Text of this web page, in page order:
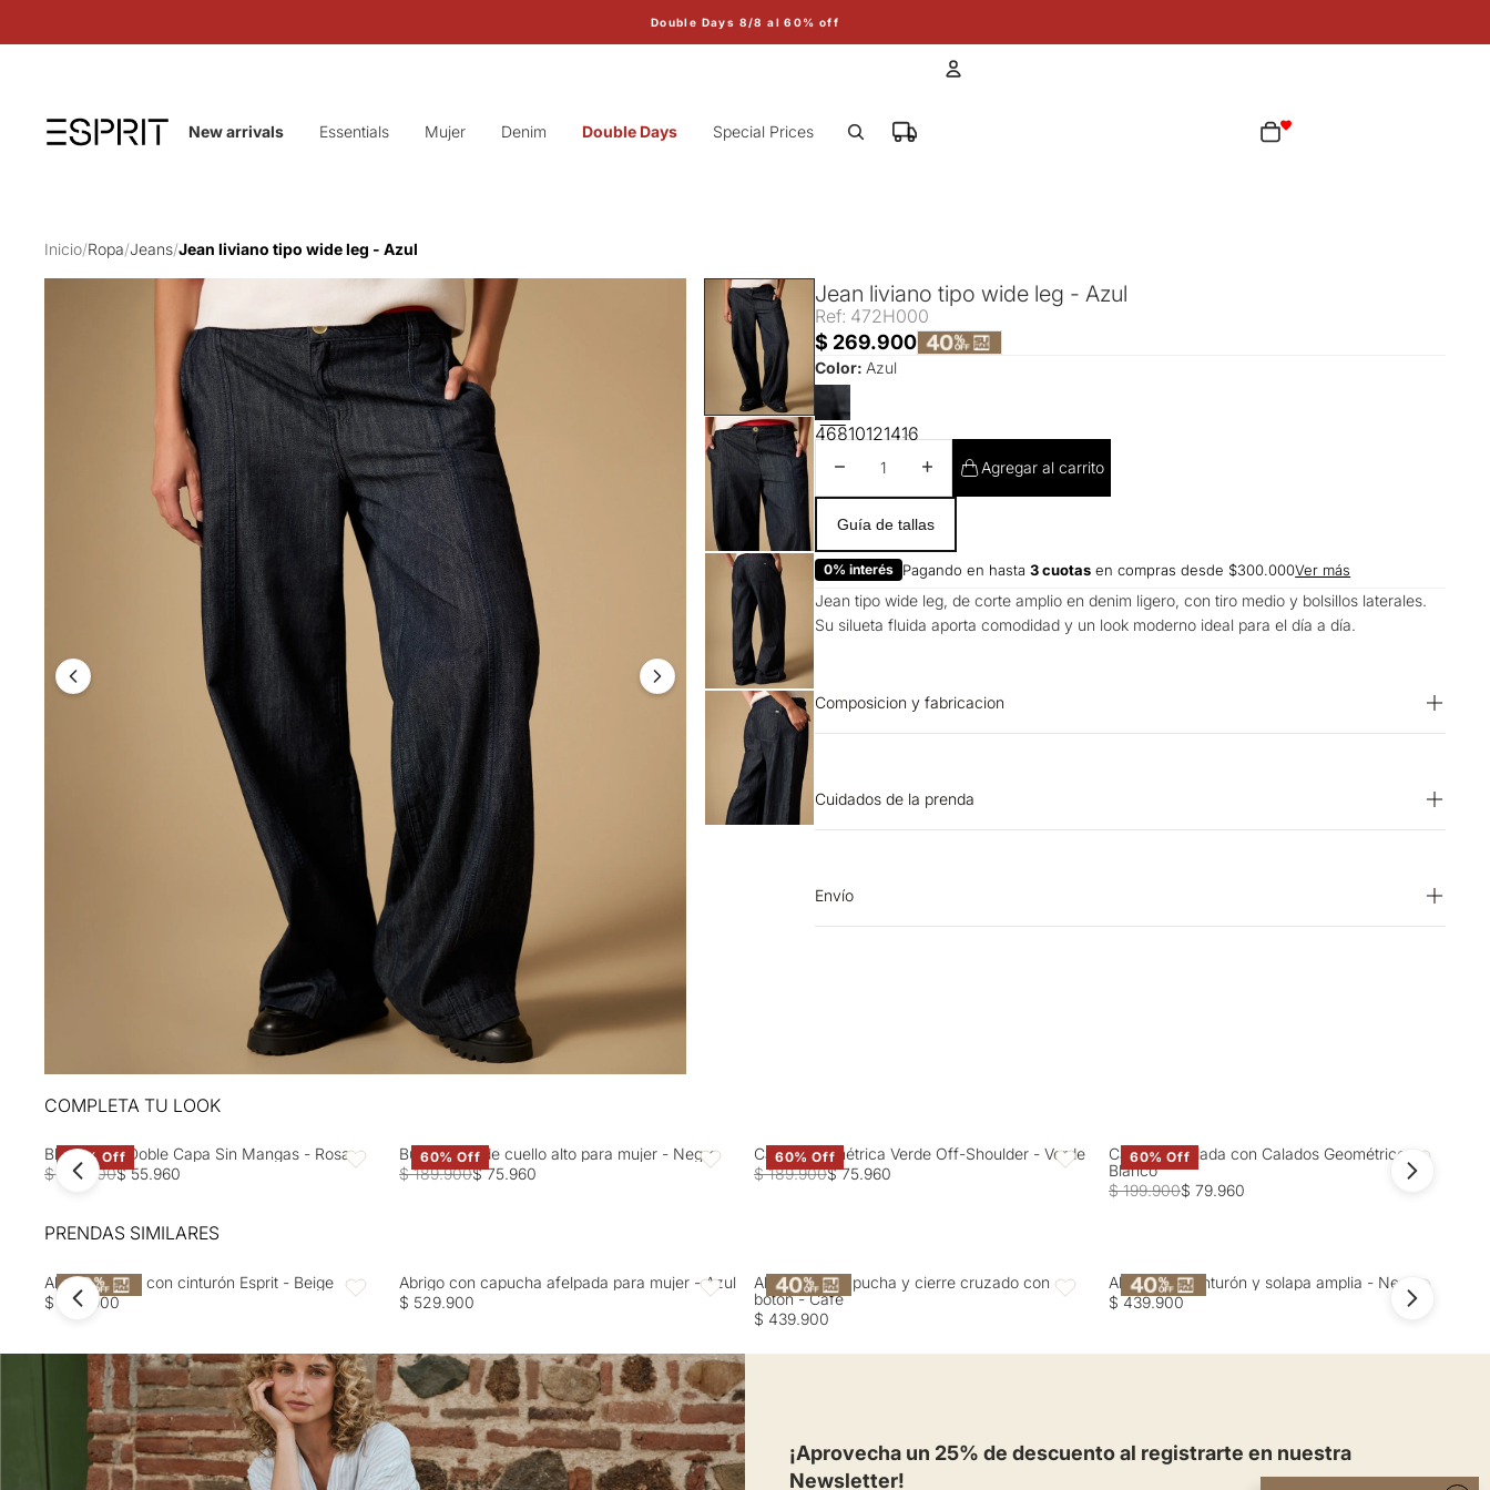
Double Days 8/8 al 60% off
New arrivals Essentials Mujer Denim Double Days Special Prices
Total de artículos en el carrito: 0
Inicio/Ropa/Jeans/Jean liviano tipo wide leg - Azul
Jean liviano tipo wide leg - Azul
Ref: 472H000
$ 269.900
Color: Azul
46810121416
Disminuir cantidadAumentar cantidad
Agregar al carrito
Guía de tallas
0% interés Pagando en hasta3 cuotas en compras desde $300.000Ver más
Jean tipo wide leg, de corte amplio en denim ligero, con tiro medio y bolsillos laterales.
Su silueta fluida aporta comodidad y un look moderno ideal para el día a día.
Composicion y fabricacion
Cuidados de la prenda
de lavado 40 ºC. Proceso normal. BLANQUEADO: No usar blanqueador. CUIDADO
Envío
COMPLETA TU LOOK
60% Off Favoritos
Blusa Rosa Doble Capa Sin Mangas - Rosa
$ 139.900$ 55.960
60% Off Favoritos
Buzo tejido de cuello alto para mujer - Negro
$ 189.900$ 75.960
60% Off Favoritos
Camisa Asimétrica Verde Off-Shoulder - Verde
$ 189.900$ 75.960
60% Off Favoritos
Camisa Bordada con Calados Geométricos -
Blanco
$ 199.900$ 79.960
PRENDAS SIMILARES
Favoritos
Abrigo ceñido con cinturón Esprit - Beige
$ 499.900
Favoritos
Abrigo con capucha afelpada para mujer - Azul
$ 529.900
Favoritos
Abrigo con capucha y cierre cruzado con
botón - Café
$ 439.900
Favoritos
Abrigo con cinturón y solapa amplia - Negro
$ 439.900
¡Aprovecha un 25% de descuento al registrarte en nuestra
Newsletter!